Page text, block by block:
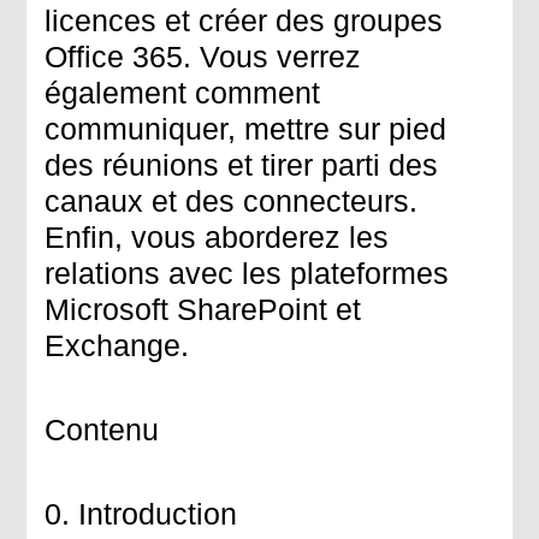
licences et créer des groupes
Office 365. Vous verrez
également comment
communiquer, mettre sur pied
des réunions et tirer parti des
canaux et des connecteurs.
Enfin, vous aborderez les
relations avec les plateformes
Microsoft SharePoint et
Exchange.
Contenu
0. Introduction